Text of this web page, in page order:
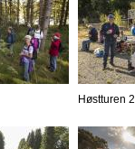
Høstturen